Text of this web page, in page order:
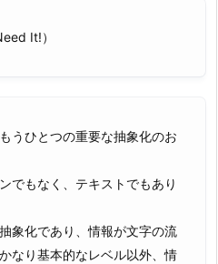
It!）
うひとつの重要な抽象化のお
でもなく、テキストでもあり
象化であり、情報が文字の流
なり基本的なレベル以外、情